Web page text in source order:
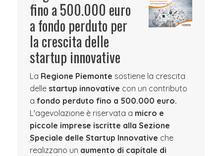
fino a 500.000 euro
a fondo perduto per
la crescita delle
startup innovative
La Regione Piemonte sostiene la crescita
delle startup innovative con un contributo
a fondo perduto fino a 500.000 euro.
L'agevolazione è riservata a micro e
piccole imprese iscritte alla Sezione
Speciale delle Startup Innovative che
realizzano un aumento di capitale di